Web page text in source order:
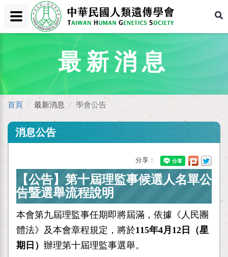
最新消息
首頁 最新消息 學會公告
消息公告
分享：
【公告】第十屆理監事候選人名單公
告暨選舉流程說明
本會第九屆理監事任期即將屆滿，依據《人民團
體法》及本會章程規定，將於115年4月12日（星
期日） 辦理第十屆理監事選舉。